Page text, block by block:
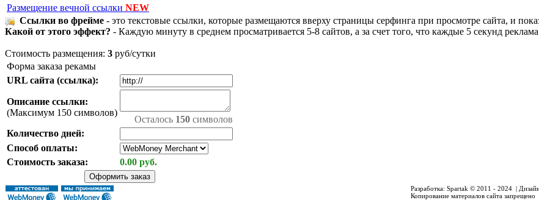
Размещение вечной ссылки NEW
Ссылки во фрейме - это текстовые ссылки, которые размещаются вверху страницы серфинга при просмотре сайта, и
Какой от этого эффект? - Каждую минуту в среднем просматривается 5-8 сайтов, а за счет того, что каждые 5 секунд
Стоимость размещения: 3 руб/сутки
Форма заказа рекамы
URL сайта (ссылка):
Описание ссылки:
(Максимум 150 символов)
Осталось 150 символов
Количество дней:
Способ оплаты:
Стоимость заказа:
0.00 руб.
Разработка: Spartak © 2011 - 2024 |
Копирование материалов сайта запрещено